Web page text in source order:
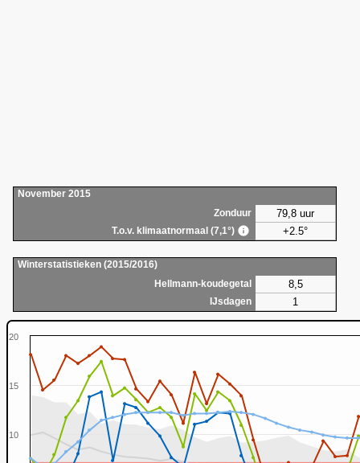
November 2015
Zonduur
79,8 uur
T.o.v. klimaatnormaal (7,1°) +2.5°
Winterstatistieken (2015/2016)
Hellmann-koudegetal
8,5
IJsdagen 1
10
15
20